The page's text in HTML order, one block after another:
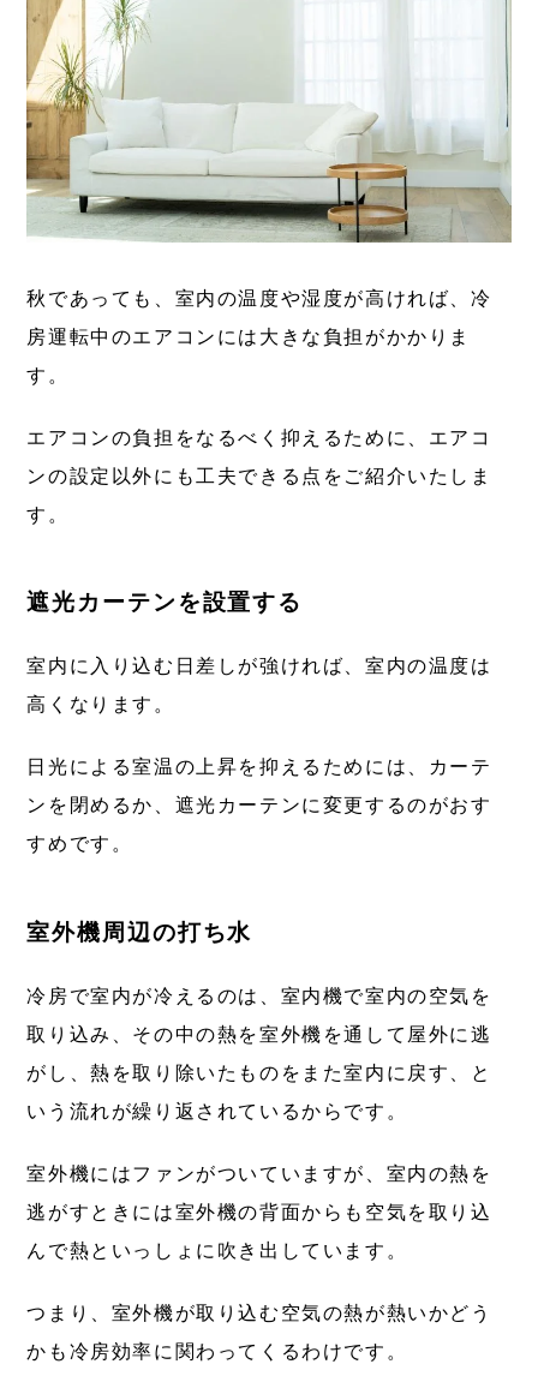
秋であっても、室内の温度や湿度が高ければ、冷
房運転中のエアコンには大きな負担がかかりま
す。
エアコンの負担をなるべく抑えるために、エアコ
ンの設定以外にも工夫できる点をご紹介いたしま
す。
遮光カーテンを設置する
室内に入り込む日差しが強ければ、室内の温度は
高くなります。
日光による室温の上昇を抑えるためには、カーテ
ンを閉めるか、遮光カーテンに変更するのがおす
すめです。
室外機周辺の打ち水
冷房で室内が冷えるのは、室内機で室内の空気を
取り込み、その中の熱を室外機を通して屋外に逃
がし、熱を取り除いたものをまた室内に戻す、と
いう流れが繰り返されているからです。
室外機にはファンがついていますが、室内の熱を
逃がすときには室外機の背面からも空気を取り込
んで熱といっしょに吹き出しています。
つまり、室外機が取り込む空気の熱が熱いかどう
かも冷房効率に関わってくるわけです。